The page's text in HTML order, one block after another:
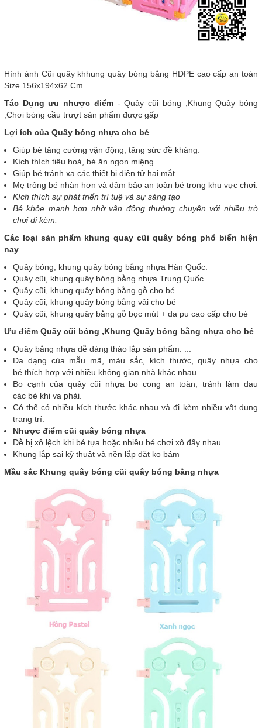
Hình ảnh Cũi quây khhung quây bóng bằng HDPE cao cấp an toàn
Size 156x194x62 Cm
Tác Dụng ưu nhược điểm- Quây cũi bóng ,Khung Quây bóng
,Chơi bóng cầu trượt sản phẩm được gấp
Lợi ích của Quây bóng nhựa cho bé
Giúp bé tăng cường vận động, tăng sức đề kháng.
Kích thích tiêu hoá, bé ăn ngon miệng.
Giúp bé tránh xa các thiết bị điện tử hại mắt.
Mẹ trông bé nhàn hơn và đảm bảo an toàn bé trong khu vực chơi.
Kích thích sự phát triển trí tuệ và sự sáng tạo
Bé khỏe mạnh hơn nhờ vận động thường chuyên với nhiều trò
chơi đi kèm.
Các loại sản phẩm khung quay cũi quây bóng phổ biến hiện
nay
Quây bóng, khung quây bóng bằng nhựa Hàn Quốc.
Quây cũi, khung quây bóng bằng nhựa Trung Quốc.
Quây cũi, khung quây bóng bằng gỗ cho bé
Quây cũi, khung quây bóng bằng vải cho bé
Quây cũi, khung quây bằng gỗ bọc mút + da pu cao cấp cho bé
Ưu điểm Quây cũi bóng ,Khung Quây bóng bằng nhựa cho bé
Quây bằng nhựa dễ dàng tháo lắp sản phẩm. ...
Đa dạng của mẫu mã, màu sắc, kích thước, quây nhựa cho
bé thích hợp với nhiều không gian nhà khác nhau.
Bo cạnh của quây cũi nhựa bo cong an toàn, tránh làm đau
các bé khi va phải.
Có thể có nhiều kích thước khác nhau và đi kèm nhiều vật dụng
trang trí.
Nhược điểm cũi quây bóng nhựa
Dễ bị xô lệch khi bé tựa hoặc nhiều bé chơi xô đẩy nhau
Khung lắp sai kỹ thuật và nền lắp đặt ko bám
Mầu sắc Khung quây bóng cũi quây bóng bằng nhựa